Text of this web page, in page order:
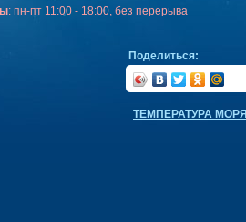
: пн-пт 11:00 - 18:00, без перерыва
Поделиться:
ТЕМПЕРАТУРА МОРЯ